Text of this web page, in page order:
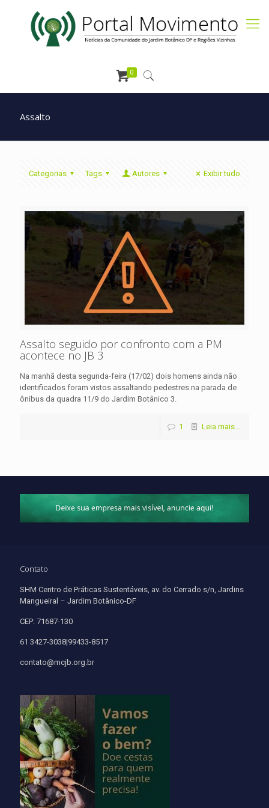
0
Assalto
Categorias Tags Autores Exibir tudo
Assalto seguido por confronto com a PM
acontece no JB 3
Na manhã desta segunda-feira (17/02) dois homens ainda não
identificados foram vistos assaltando pedestres na parada de
ônibus da quadra 11/9 do Jardim Botânico 3.
1 Leia mais...
Contato
SHM Centro de Práticas Sustentáveis, av. do Cerrado s/n, Jardins
Mangueiral – Jardim Botânico-DF
CEP: 71687-130
61 3427-3038|99433-8517
contato@mcjb.org.br